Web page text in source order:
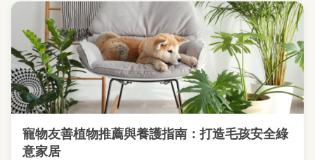
寵物友善植物推薦與養護指南：打造毛孩安全綠
意家居